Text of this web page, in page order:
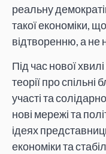
реальну
такої економіки,
відтворенню, а не
Під час нової хвилі
теорії про спільні
участі та
нові мережі та
ідеях
економіки та